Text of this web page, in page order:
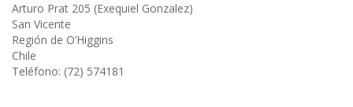
Arturo Prat 205 (Exequiel Gonzalez)
San Vicente
Región de O’Higgins
Chile
Teléfono: (72) 574181